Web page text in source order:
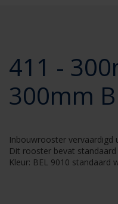
411 -
300mm
Inbouwrooster vervaardigd
Dit rooster bevat
Kleur: BEL 9010 standaard